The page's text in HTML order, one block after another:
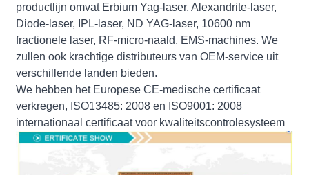
productlijn omvat Erbium Yag-laser, Alexandrite-laser,
Diode-laser, IPL-laser, ND YAG-laser, 10600 nm
fractionele laser, RF-micro-naald, EMS-machines. We
zullen ook krachtige distributeurs van OEM-service uit
verschillende landen bieden.
We hebben het Europese CE-medische certificaat
verkregen, ISO13485: 2008 en ISO9001: 2008
internationaal certificaat voor kwaliteitscontrolesysteem